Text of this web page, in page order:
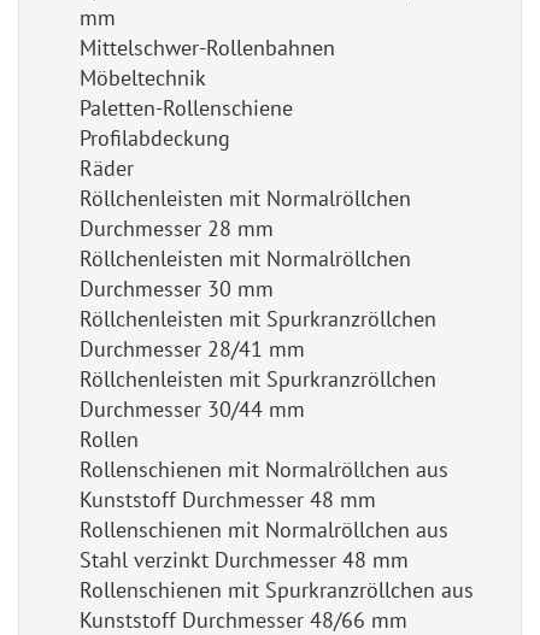
mm
Mittelschwer-Rollenbahnen
Möbeltechnik
Paletten-Rollenschiene
Profilabdeckung
Räder
Röllchenleisten mit Normalröllchen
Durchmesser 28 mm
Röllchenleisten mit Normalröllchen
Durchmesser 30 mm
Röllchenleisten mit Spurkranzröllchen
Durchmesser 28/41 mm
Röllchenleisten mit Spurkranzröllchen
Durchmesser 30/44 mm
Rollen
Rollenschienen mit Normalröllchen aus
Kunststoff Durchmesser 48 mm
Rollenschienen mit Normalröllchen aus
Stahl verzinkt Durchmesser 48 mm
Rollenschienen mit Spurkranzröllchen aus
Kunststoff Durchmesser 48/66 mm